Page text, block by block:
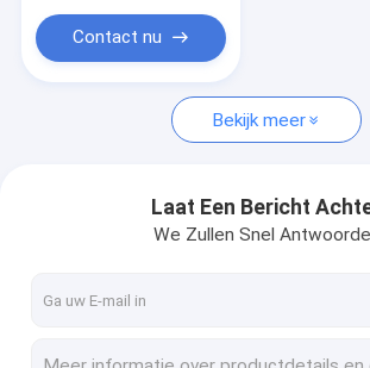
Contact nu
Bekijk meer
Laat Een Bericht
We Zullen Snel